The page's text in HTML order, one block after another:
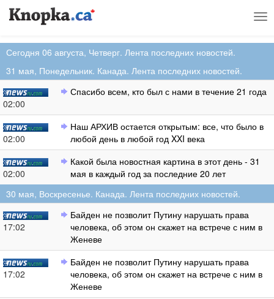
Сегодня 06 августа, Четверг. Лента последних новостей.
31 мая, Понедельник. Канада. Лента последних новостей.
02:00
Спасибо всем, кто был с нами в течение 21 года
02:00
Наш АРХИВ остается открытым: все, что было в
любой день в любой год XXI века
02:00
Какой была новостная картина в этот день - 31
мая в каждый год за последние 20 лет
30 мая, Воскресенье. Канада. Лента последних новостей.
17:02
Байден не позволит Путину нарушать права
человека, об этом он скажет на встрече с ним в
Женеве
17:02
Байден не позволит Путину нарушать права
человека, об этом он скажет на встрече с ним в
Женеве